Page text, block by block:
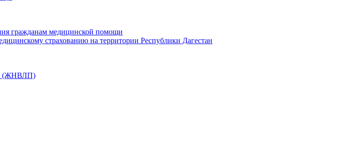
гражданам медицинской помощи
страхованию на территории Республики Дагестан
(ЖНВЛП)